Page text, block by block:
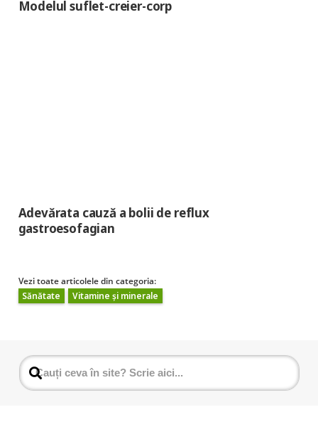
Modelul suflet-creier-corp
Adevărata cauză a bolii de reflux
gastroesofagian
Vezi toate articolele din categoria:
Sănătate
Vitamine și minerale